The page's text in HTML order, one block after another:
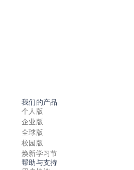
我们的产品
个人版
企业版
全球版
校园版
焕新学习节
帮助与支持